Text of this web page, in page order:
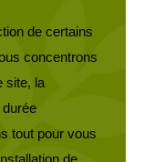
de certains
concentrons
site, la
tout pour vous